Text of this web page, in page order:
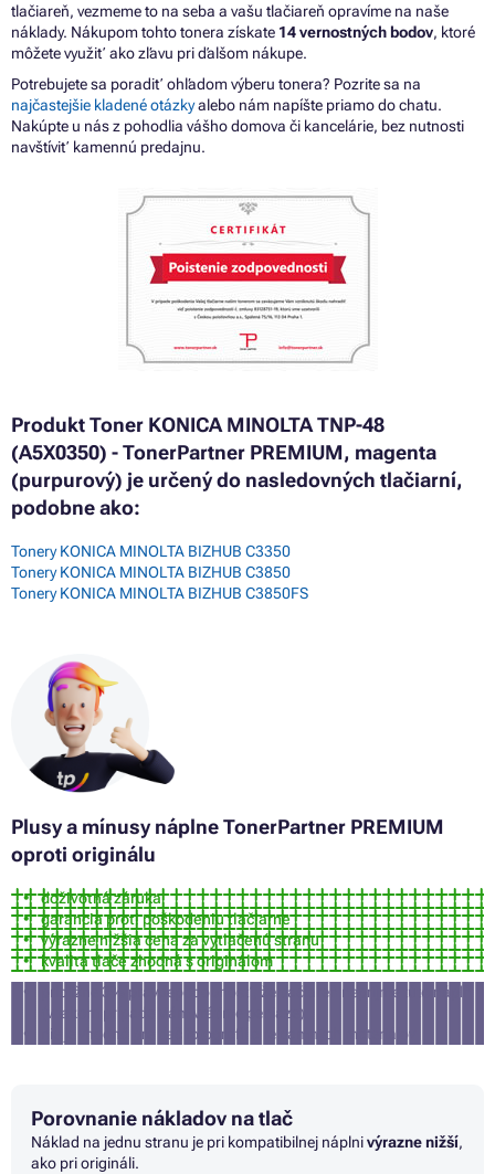
tlačiareň, vezmeme to na seba a vašu tlačiareň opravíme na naše
náklady. Nákupom tohto tonera získate 14 vernostných bodov, ktoré
môžete využiť ako zľavu pri ďalšom nákupe.
Potrebujete sa poradiť ohľadom výberu tonera? Pozrite sa na
najčastejšie kladené otázkyalebo nám napíšte priamo do chatu.
Nakúpte u nás z pohodlia vášho domova či kancelárie, bez nutnosti
navštíviť kamennú predajnu.
Produkt Toner KONICA MINOLTA TNP-48
(A5X0350) - TonerPartner PREMIUM, magenta
(purpurový) je určený do nasledovných tlačiarní,
podobne ako:
Tonery KONICA MINOLTA BIZHUB C3350
Tonery KONICA MINOLTA BIZHUB C3850
Tonery KONICA MINOLTA BIZHUB C3850FS
Plusy a mínusy náplne TonerPartner PREMIUM
oproti originálu
doživotná záruka
garancia proti poškodeniu tlačiarne
výrazne nižšia cena za vytlačenú stranu
kvalita tlače zhodná s originálom
približne 3% pravdepodobnosť, že tlačiareň nepríjme túto náplň
(v takom prípade Vám vrátime peniaze)
nie je vhodná pre tlač fotografií a reklamných materiálov
Porovnanie nákladov na tlač
Náklad na jednu stranu je pri kompatibilnej náplnivýrazne nižší,
ako pri origináli.